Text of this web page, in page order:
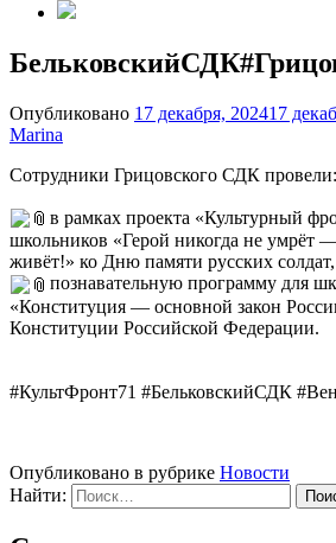
Опубликовано 17 декабря, 202417
Marina
Сотрудники Грицовского СДК провели:
в рамках проекта «Культурный
школьников «Герой никогда не умрёт
живёт!» ко Дню памяти русских
познавательную программу для
«Конституция — основной закон
Конституции Российской Федерации.
#КультФронт71 #БельковскийСДК
Опубликовано в рубрике Новости
Найти: